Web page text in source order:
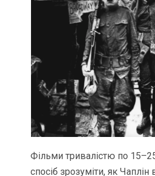
Фільми тривалістю по
спосіб зрозуміти, як